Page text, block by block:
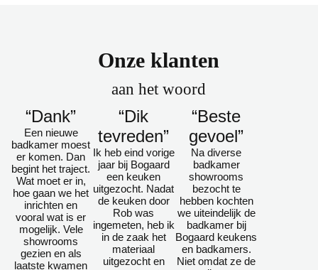
Onze klanten
aan het woord
“Dank”
Een nieuwe
badkamer moest
er komen. Dan
begint het traject.
Wat moet er in,
hoe gaan we het
inrichten en
vooral wat is er
mogelijk. Vele
showrooms
gezien en als
laatste kwamen
“Dik
tevreden”
Ik heb eind vorige
jaar bij Bogaard
een keuken
uitgezocht. Nadat
de keuken door
Rob was
ingemeten, heb ik
in de zaak het
materiaal
uitgezocht en
“Beste
gevoel”
Na diverse
badkamer
showrooms
bezocht te
hebben kochten
we uiteindelijk de
badkamer bij
Bogaard keukens
en badkamers.
Niet omdat ze de